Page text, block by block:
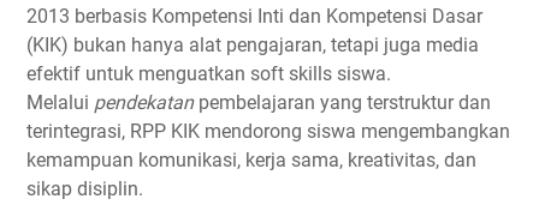
2013 berbasis Kompetensi Inti dan Kompetensi Dasar
(KIK) bukan hanya alat pengajaran, tetapi juga media
efektif untuk menguatkan soft skills siswa.
Melalui pendekatanpembelajaran yang terstruktur dan
terintegrasi, RPP KIK mendorong siswa mengembangkan
kemampuan komunikasi, kerja sama, kreativitas, dan
sikap disiplin.